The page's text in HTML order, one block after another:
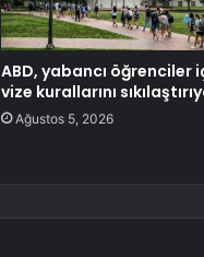
ABD, yabancı öğrenciler
vize kurallarını
Ağustos 5, 2026